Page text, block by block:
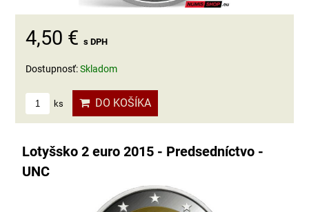
4,50 € s DPH
Dostupnosť:Skladom
ks DO KOŠÍKA
Lotyšsko 2 euro 2015 - Predsedníctvo -
UNC